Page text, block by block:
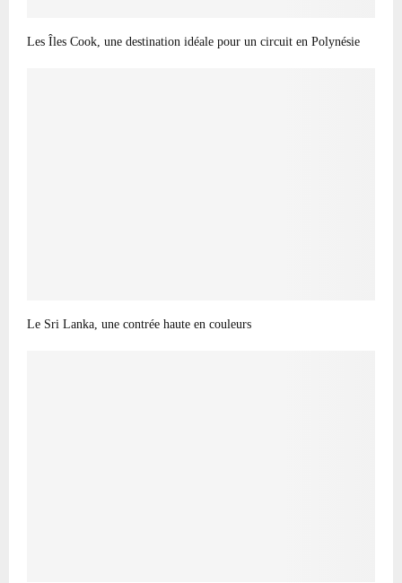
Les Îles Cook, une destination idéale pour un circuit en Polynésie
Le Sri Lanka, une contrée haute en couleurs